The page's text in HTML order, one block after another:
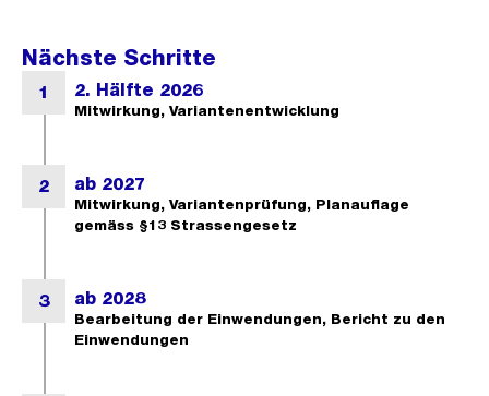
Nächste Schritte